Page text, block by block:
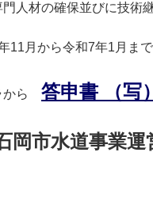
人材の確保並びに技術
11月から令和7年1月ま
から 答申書 （写
岡市水道事業